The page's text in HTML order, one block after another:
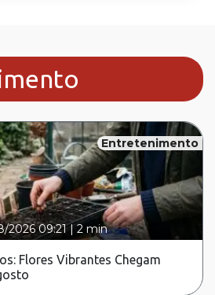
Entretenimento
2026 09:21|2 min
Flores Vibrantes Chegam